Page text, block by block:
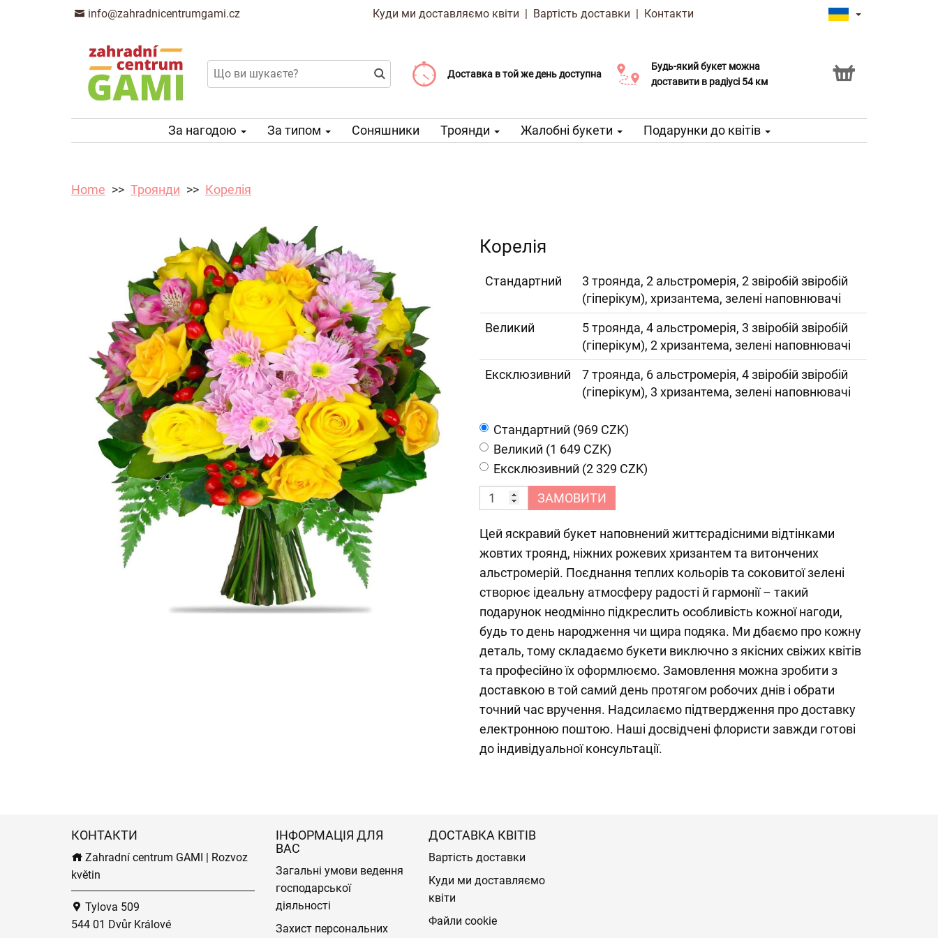
info@zahradnicentrumgami.cz Куди ми доставляємо квіти | Вартість доставки | Контакти
Доставка в той же день доступна
Доставка від 99 CZK
Виберіть дату доставки
Будь-який букет можна
доставити в радіусі 54 км
Послуга Click & Collect
За нагодою За типом Соняшники Троянди Жалобні букети Подарунки до квітів
Home Троянди Корелія
Корелія
Cтандартний
3 троянда, 2 альстромерія, 2 звіробій звіробій
(гіперікум), хризантема, зелені наповнювачі
Великий
5 троянда, 4 альстромерія, 3 звіробій звіробій
(гіперікум), 2 хризантема, зелені наповнювачі
Ексклюзивний
7 троянда, 6 альстромерія, 4 звіробій звіробій
(гіперікум), 3 хризантема, зелені наповнювачі
Cтандартний (969 CZK)
Великий (1 649 CZK)
Ексклюзивний (2 329 CZK)
ЗАМОВИТИ
Цей яскравий букет наповнений життєрадісними відтінками
жовтих троянд, ніжних рожевих хризантем та витончених
альстромерій. Поєднання теплих кольорів та соковитої зелені
створює ідеальну атмосферу радості й гармонії – такий
подарунок неодмінно підкреслить особливість кожної нагоди,
будь то день народження чи щира подяка. Ми дбаємо про кожну
деталь, тому складаємо букети виключно з якісних свіжих квітів
та професійно їх оформлюємо. Замовлення можна зробити з
доставкою в той самий день протягом робочих днів і обрати
точний час вручення. Надсилаємо підтвердження про доставку
електронною поштою. Наші досвідчені флористи завжди готові
до індивідуальної консультації.
КОНТАКТИ
Zahradní centrum GAMI | Rozvoz
květin
Tylova 509
544 01 Dvůr Králové
ІНФОРМАЦІЯ ДЛЯ
ВАС
Загальні умови ведення
господарської
діяльності
Захист персональних
ДОСТАВКА КВІТІВ
Вартість доставки
Куди ми доставляємо
квіти
Файли cookie